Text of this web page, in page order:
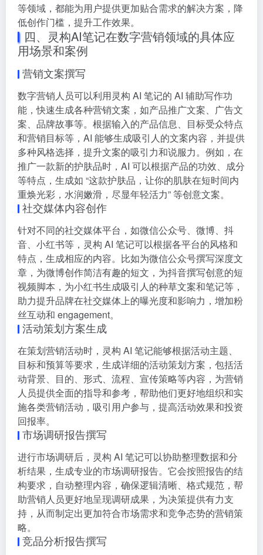
等领域，都能为用户提供更加贴合需求的解决方案，降
低创作门槛，提升工作效果。
四、灵构AI笔记在数字营销领域的具体应
用场景和案例
营销文案撰写
数字营销人员可以利用灵构 AI 笔记的 AI 辅助写作功
能，快速生成各种营销文案，如产品推广文案、广告文
案、品牌故事等。根据输入的产品信息、目标受众特点
和营销目标等，AI 能够生成吸引人的文案内容，并提供
多种风格选择，提升文案的吸引力和说服力。例如，在
推广一款新的护肤品时，AI 可以根据产品的功效、成分
等特点，生成如 “这款护肤品，让你的肌肤在短时间内
重焕光彩，水润嫩滑，尽显年轻活力” 等创意文案。
社交媒体内容创作
针对不同的社交媒体平台，如微信公众号、微博、抖
音、小红书等，灵构 AI 笔记可以根据各平台的风格和
特点，生成相应的内容。比如为微信公众号撰写深度文
章，为微博创作简洁有趣的短文，为抖音撰写创意的短
视频脚本，为小红书生成吸引人的种草文案和笔记等，
助力提升品牌在社交媒体上的曝光度和影响力，增加粉
丝互动和 engagement。
活动策划方案生成
在策划营销活动时，灵构 AI 笔记能够根据活动主题、
目标和预算等要求，生成详细的活动策划方案，包括活
动背景、目的、形式、流程、宣传策略等内容，为营销
人员提供全面的指导和参考，帮助他们更好地组织和实
施各类营销活动，吸引用户参与，提高活动效果和投资
回报率。
市场调研报告撰写
进行市场调研后，灵构 AI 笔记可以协助整理数据和分
析结果，生成专业的市场调研报告。它会按照报告的结
构要求，自动整理内容，确保逻辑清晰、格式规范，帮
助营销人员更好地呈现调研成果，为决策提供有力支
持，从而制定出更加符合市场需求和竞争态势的营销策
略。
竞品分析报告撰写